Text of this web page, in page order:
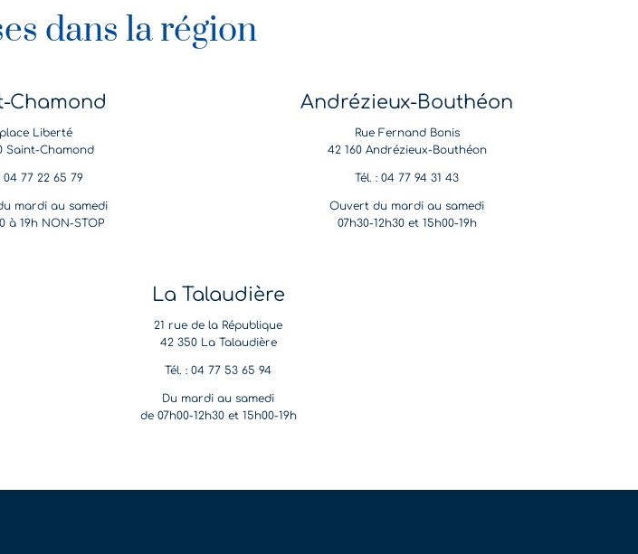
dans la région
Chamond
Liberté
Saint-Chamond
04 77 22 65 79
mardi au samedi
à 19h NON-STOP
Andrézieux-Bouthéon
Rue Fernand Bonis
42 160 Andrézieux-Bouthéon
Tél. : 04 77 94 31 43
Ouvert du mardi au samedi
07h30-12h30 et 15h00-19h
La Talaudière
21 rue de la République
42 350 La Talaudière
Tél. : 04 77 53 65 94
Du mardi au samedi
de 07h00-12h30 et 15h00-19h